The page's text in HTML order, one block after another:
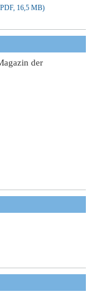
16,5 MB)
der